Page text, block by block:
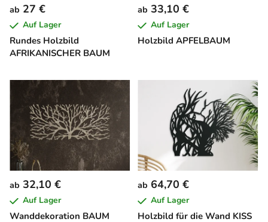
Rundes Holzbild
AFRIKANISCHER BAUM
ab 27 €
Auf Lager
Holzbild APFELBAUM
ab 33,10 €
Auf Lager
Wanddekoration BAUM
ab 32,10 €
Auf Lager
Holzbild für die Wand KISS
ab 64,70 €
Auf Lager